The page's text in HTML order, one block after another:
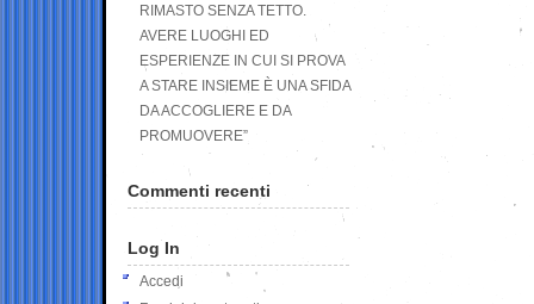
RIMASTO SENZA TETTO.
AVERE LUOGHI ED
ESPERIENZE IN CUI SI PROVA
A STARE INSIEME È UNA SFIDA
DA ACCOGLIERE E DA
PROMUOVERE”
Commenti recenti
Log In
Accedi